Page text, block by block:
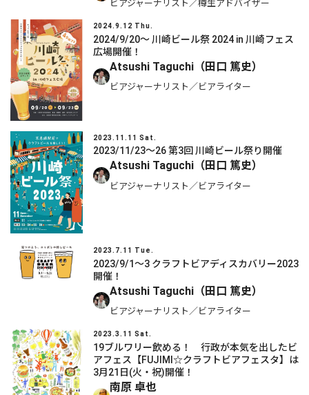
ビアジャーナリスト／樽生アドバイザー
2024.9.12 Thu.
2024/9/20～ 川崎ビール祭 2024 in 川崎フェス
広場開催！
Atsushi Taguchi（田口 篤史）
ビアジャーナリスト／ビアライター
2023.11.11 Sat.
2023/11/23～26 第3回 川崎ビール祭り開催
Atsushi Taguchi（田口 篤史）
ビアジャーナリスト／ビアライター
2023.7.11 Tue.
2023/9/1～3 クラフトビアディスカバリー2023
開催！
Atsushi Taguchi（田口 篤史）
ビアジャーナリスト／ビアライター
2023.3.11 Sat.
19ブルワリー飲める！ 行政が本気を出したビ
アフェス【FUJIMI☆クラフトビアフェスタ】は
3月21日(火・祝)開催！
南原 卓也